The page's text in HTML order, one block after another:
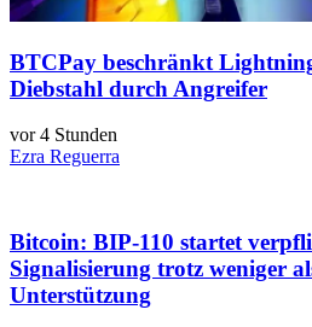
BTCPay beschränkt
Diebstahl durch Angreifer
vor 4 Stunden
Ezra Reguerra
Bitcoin: BIP-110 startet
Signalisierung trotz weniger
Unterstützung